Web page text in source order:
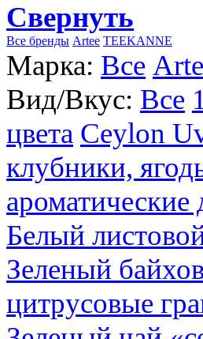
Свернуть
Все бренды Artee TEEKANNE
Марка: Все
Вид/Вкус: Все
цвета Ceylon
клубники,
ароматические
Белый
Зеленый
цитрусовые